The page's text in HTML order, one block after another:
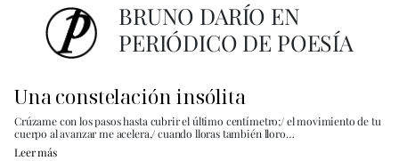
BRUNO DARÍO EN
PERIÓDICO DE POESÍA
Una constelación insólita
Crúzame con los pasos hasta cubrir el último centímetro;/ el movimiento de tu
cuerpo al avanzar me acelera,/ cuando lloras también lloro…
Leer más